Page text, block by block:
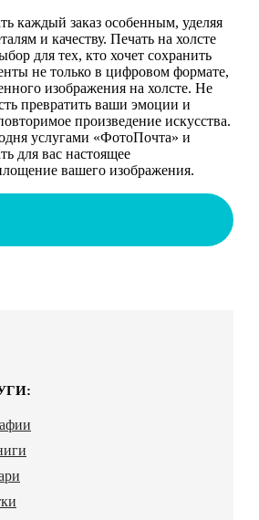
каждый заказ особенным, уделяя
и качеству. Печать на холсте
для тех, кто хочет сохранить
не только в цифровом формате,
изображения на холсте. Не
превратить ваши эмоции и
произведение искусства.
услугами «ФотоПочта» и
для вас настоящее
вашего изображения.